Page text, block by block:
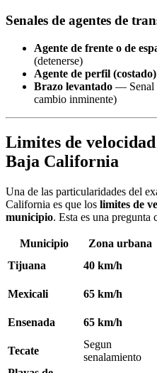
Senales de agentes de
Agente de frente o de
(detenerse)
Agente de perfil (costado)
Brazo levantado — Senal
cambio inminente)
Limites de
Baja California
Una de las particularidades del
California es que los limites de
municipio. Esta es una pregunta
Municipio Zona urbana
Tijuana
40 km/h
Mexicali
65 km/h
Ensenada
65 km/h
Tecate
Segun
senalamiento